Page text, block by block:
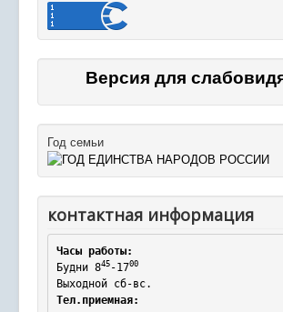
Версия для
Год семьи
контактная информация
Часы работы:
Будни 845-1700
Выходной сб-вс.
Тел.приемная: